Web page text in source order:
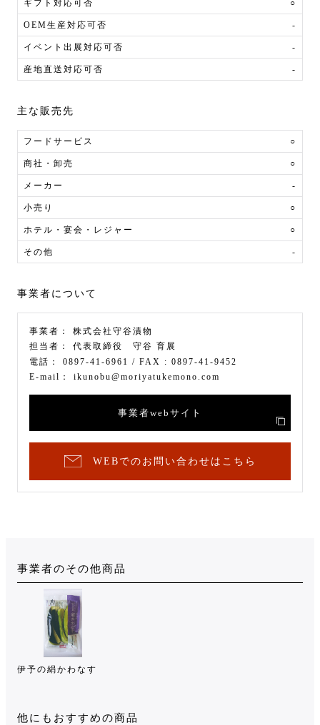
ギフト対応可否 ○
OEM生産対応可否 -
イベント出展対応可否 -
産地直送対応可否 -
主な販売先
フードサービス ○
商社・卸売 ○
メーカー -
小売り ○
ホテル・宴会・レジャー ○
その他 -
事業者について
事業者： 株式会社守谷漬物
担当者： 代表取締役 守谷 育展
電話： 0897-41-6961 / FAX : 0897-41-9452
E-mail： ikunobu@moriyatukemono.com
事業者webサイト
WEBでのお問い合わせはこちら
事業者のその他商品
伊予の絹かわなす
他にもおすすめの商品